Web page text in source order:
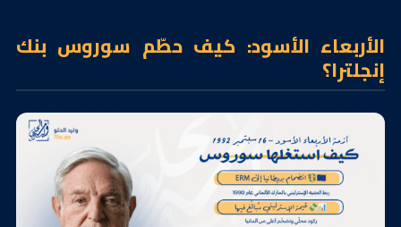
الأربعاء الأسود: كيف حطّم سوروس بنك
إنجلترا؟